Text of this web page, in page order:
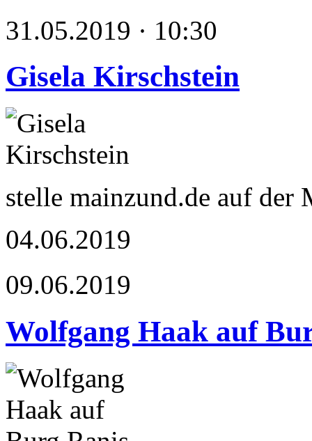
31.05.2019 · 10:30
Gisela Kirschstein
stelle mainzund.de auf der
04.06.2019
09.06.2019
Wolfgang Haak auf